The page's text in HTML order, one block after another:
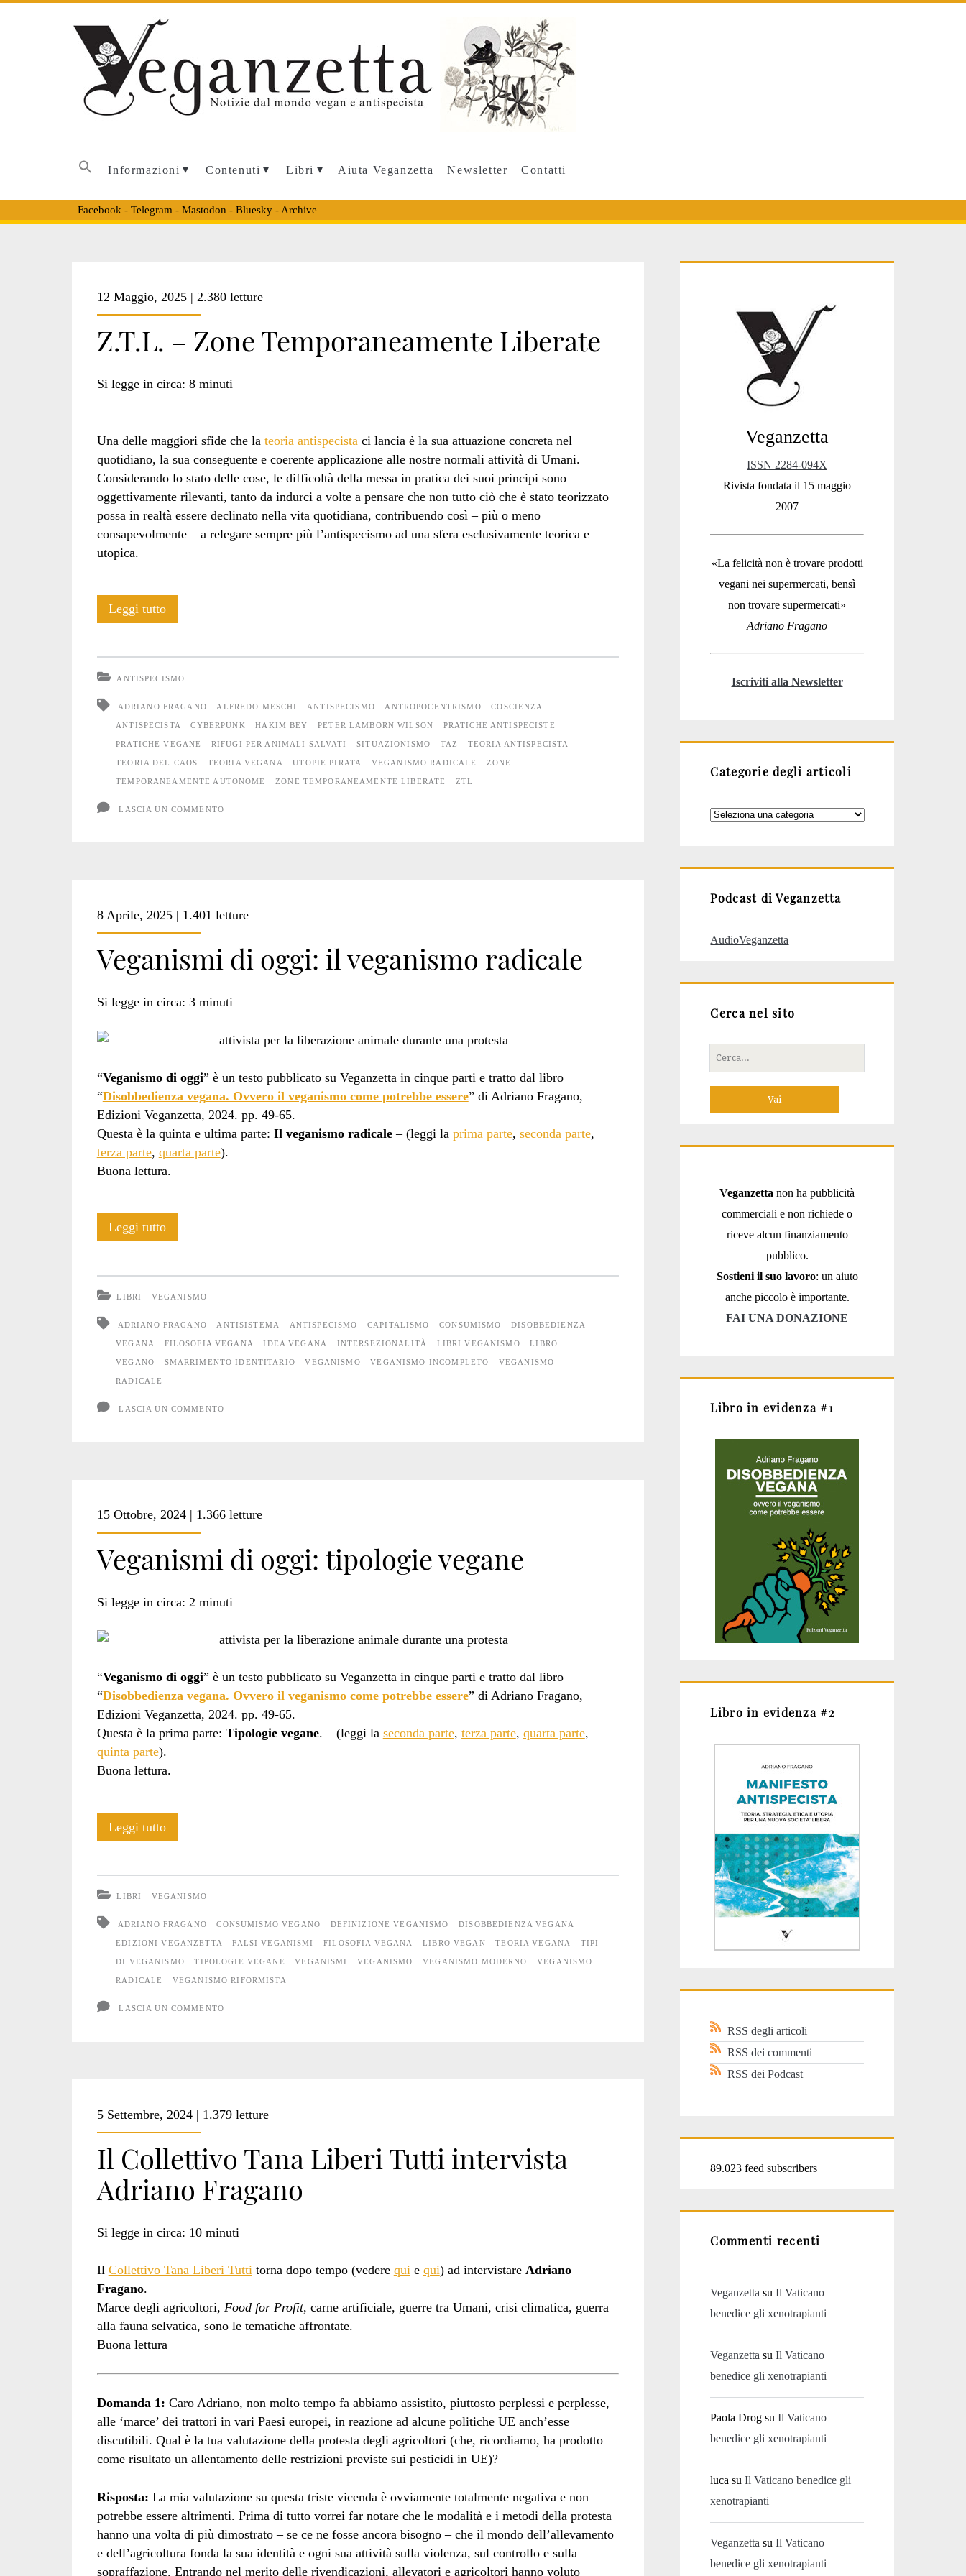
Informazioni Contenuti Libri Aiuta Veganzetta Newsletter Contatti
Facebook - Telegram - Mastodon - Bluesky- Archive
<span>veganismo
radicale</span>
12 Maggio, 2025 | 2.380 letture
Z.T.L. – Zone Temporaneamente Liberate
Si legge in circa: 8 minuti
Una delle maggiori sfide che la teoria antispecista ci lancia è la sua attuazione concreta nel
quotidiano, la sua conseguente e coerente applicazione alle nostre normali attività di Umani.
Considerando lo stato delle cose, le difficoltà della messa in pratica dei suoi principi sono
oggettivamente rilevanti, tanto da indurci a volte a pensare che non tutto ciò che è stato teorizzato
possa in realtà essere declinato nella vita quotidiana, contribuendo così – più o meno
consapevolmente – a relegare sempre più l’antispecismo ad una sfera esclusivamente teorica e
utopica.
Leggi tuttoZ.T.L.
Liberate
ANTISPECISMO
ADRIANO FRAGANO ALFREDO MESCHI ANTISPECISMO ANTROPOCENTRISMO COSCIENZA
ANTISPECISTA CYBERPUNK HAKIM BEY PETER LAMBORN WILSON PRATICHE ANTISPECISTE
PRATICHE VEGANE RIFUGI PER ANIMALI SALVATI SITUAZIONISMO TAZ TEORIA ANTISPECISTA
TEORIA DEL CAOS TEORIA VEGANA UTOPIE PIRATA VEGANISMO RADICALE ZONE
TEMPORANEAMENTE AUTONOME ZONE TEMPORANEAMENTE LIBERATE ZTL
LASCIA UN COMMENTO
8 Aprile, 2025 | 1.401 letture
Veganismi di oggi: il veganismo radicale
Si legge in circa: 3 minuti
“Veganismo di oggi” è un testo pubblicato su Veganzetta in cinque parti e tratto dal libro
“Disobbedienza vegana. Ovvero il veganismo come potrebbe essere” di Adriano Fragano,
Edizioni Veganzetta, 2024. pp. 49-65.
Questa è la quinta e ultima parte: Il veganismo radicale– (leggi la prima parte, seconda parte,
terza parte, quarta parte).
Buona lettura.
Leggi tuttoVeganismi
veganismo
radicale
LIBRI VEGANISMO
ADRIANO FRAGANO ANTISISTEMA ANTISPECISMO CAPITALISMO CONSUMISMO DISOBBEDIENZA
VEGANA FILOSOFIA VEGANA IDEA VEGANA INTERSEZIONALITÀ LIBRI VEGANISMO LIBRO
VEGANO SMARRIMENTO IDENTITARIO VEGANISMO VEGANISMO INCOMPLETO VEGANISMO
RADICALE
LASCIA UN COMMENTO
15 Ottobre, 2024 | 1.366 letture
Veganismi di oggi: tipologie vegane
Si legge in circa: 2 minuti
“Veganismo di oggi” è un testo pubblicato su Veganzetta in cinque parti e tratto dal libro
“Disobbedienza vegana. Ovvero il veganismo come potrebbe essere” di Adriano Fragano,
Edizioni Veganzetta, 2024. pp. 49-65.
Questa è la prima parte: Tipologie vegane. – (leggi la seconda parte, terza parte, quarta parte,
quinta parte).
Buona lettura.
Leggi tuttoVeganismi
vegane
LIBRI VEGANISMO
ADRIANO FRAGANO CONSUMISMO VEGANO DEFINIZIONE VEGANISMO DISOBBEDIENZA VEGANA
EDIZIONI VEGANZETTA FALSI VEGANISMI FILOSOFIA VEGANA LIBRO VEGAN TEORIA VEGANA TIPI
DI VEGANISMO TIPOLOGIE VEGANE VEGANISMI VEGANISMO VEGANISMO MODERNO VEGANISMO
RADICALE VEGANISMO RIFORMISTA
LASCIA UN COMMENTO
5 Settembre, 2024 | 1.379 letture
Il Collettivo Tana Liberi Tutti intervista
Adriano Fragano
Si legge in circa: 10 minuti
Il Collettivo Tana Liberi Tuttitorna dopo tempo (vedere quie qui) ad intervistare Adriano
Fragano.
Marce degli agricoltori, Food for Profit, carne artificiale, guerre tra Umani, crisi climatica, guerra
alla fauna selvatica, sono le tematiche affrontate.
Buona lettura
Domanda 1: Caro Adriano, non molto tempo fa abbiamo assistito, piuttosto perplessi e perplesse,
alle ‘marce’ dei trattori in vari Paesi europei, in reazione ad alcune politiche UE anch’esse
discutibili. Qual è la tua valutazione della protesta degli agricoltori (che, ricordiamo, ha prodotto
come risultato un allentamento delle restrizioni previste sui pesticidi in UE)?
Risposta: La mia valutazione su questa triste vicenda è ovviamente totalmente negativa e non
potrebbe essere altrimenti. Prima di tutto vorrei far notare che le modalità e i metodi della protesta
hanno una volta di più dimostrato – se ce ne fosse ancora bisogno – che il mondo dell’allevamento
e dell’agricoltura fonda la sua identità e ogni sua attività sulla violenza, sul controllo e sulla
sopraffazione. Entrando nel merito delle rivendicazioni, allevatori e agricoltori hanno voluto
Sidebar
Veganzetta
ISSN 2284-094X
Rivista fondata il 15 maggio
2007
«La felicità non è trovare prodotti
vegani nei supermercati, bensì
non trovare supermercati»
Adriano Fragano
Iscriviti alla Newsletter
Categorie degli articoli
Categorie
Podcast di Veganzetta
AudioVeganzetta
Cerca nel sito
Cerca
per:
Veganzetta non ha pubblicità
commerciali e non richiede o
riceve alcun finanziamento
pubblico.
Sostieni il suo lavoro: un aiuto
anche piccolo è importante.
FAI UNA DONAZIONE
Libro in evidenza #1
Libro in evidenza #2
RSS degli articoli
RSS dei commenti
RSS dei Podcast
89.023 feed subscribers
Commenti recenti
Veganzetta suIl Vaticano
benedice gli xenotrapianti
Veganzetta suIl Vaticano
benedice gli xenotrapianti
Paola Drog suIl Vaticano
benedice gli xenotrapianti
luca suIl Vaticano benedice gli
xenotrapianti
Veganzetta suIl Vaticano
benedice gli xenotrapianti